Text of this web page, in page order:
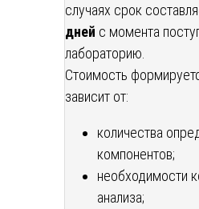
случаях срок
дней с момента
лабораторию.
Стоимость
зависит от:
количества
компонентов;
необходимости
анализа;